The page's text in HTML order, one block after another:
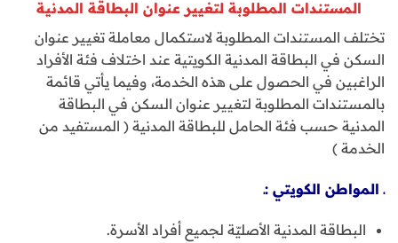
المستندات المطلوبة لتغيير عنوان البطاقة المدنية
تختلف المستندات المطلوبة لاستكمال معاملة تغيير عنوان
السكن في البطاقة المدنية الكويتية عند اختلاف فئة الأفراد
الراغبين في الحصول على هذه الخدمة، وفيما يأتي قائمة
بالمستندات المطلوبة لتغيير عنوان السكن في البطاقة
المدنية حسب فئة الحامل للبطاقة المدنية ( المستفيد من
الخدمة )
ـ المواطن الكويتي :ـ
البطاقة المدنية الأصليّة لجميع أفراد الأسرة.